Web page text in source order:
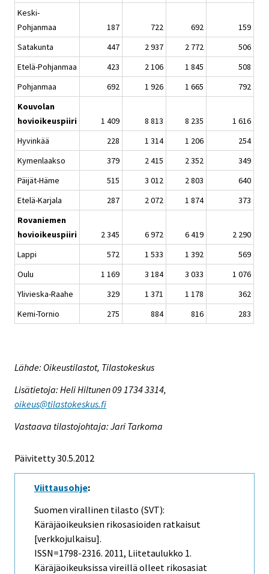
Keski-
Pohjanmaa
187 722 692
159
Satakunta
447 2 937 2 772
506
Etelä-Pohjanmaa
423 2 106 1 845
508
Pohjanmaa
692 1 926 1 665
792
Kouvolan
hovioikeuspiiri
1 409 8 813 8 235
1 616
Hyvinkää
228 1 314 1 206
254
Kymenlaakso
379 2 415 2 352
349
Päijät-Häme
515 3 012 2 803
640
Etelä-Karjala
287 2 072 1 874
373
Rovaniemen
hovioikeuspiiri
2 345 6 972 6 419
2 290
Lappi
572 1 533 1 392
569
Oulu
1 169 3 184 3 033
1 076
Ylivieska-Raahe
329 1 371 1 178
362
Kemi-Tornio
275 884 816 283
Lähde: Oikeustilastot, Tilastokeskus
Lisätietoja: Heli Hiltunen 09 1734 3314,
oikeus@tilastokeskus.fi
Vastaava tilastojohtaja: Jari Tarkoma
Päivitetty 30.5.2012
Viittausohje:
Suomen virallinen tilasto (SVT):
Käräjäoikeuksien rikosasioiden ratkaisut
[verkkojulkaisu].
ISSN=1798-2316. 2011, Liitetaulukko 1.
Käräjäoikeuksissa vireillä olleet rikosasiat